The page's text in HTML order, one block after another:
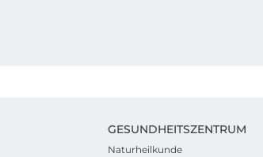
GESUNDHEITSZENTRUM
Naturheilkunde